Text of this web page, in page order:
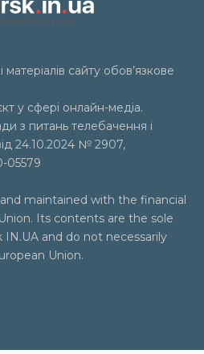
сайту обов’язкове
у сфері онлайн-медіа.
з питань телебачення і
24.10.2024 № 2907,
05579
maintained with the financial
Its contents are the sole
and do not necessarily
Union.